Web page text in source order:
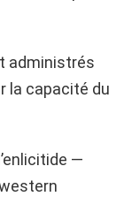
administrés
la capacité du
—